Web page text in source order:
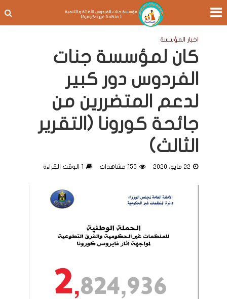
اخبار المؤسسة
كان لمؤسسة جنات
الفردوس دور كبير
لدعم المتضررين من
جائحة كورونا (التقرير
الثالث)
22 مايو، 2020 155 مشاهدات 1 الوقت القراءة